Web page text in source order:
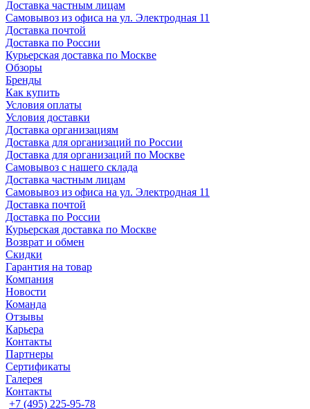
Доставка частным лицам
Самовывоз из офиса на ул. Электродная 11
Доставка почтой
Доставка по России
Курьерская доставка по Москве
Обзоры
Бренды
Как купить
Условия оплаты
Условия доставки
Доставка организациям
Доставка для организаций по России
Доставка для организаций по Москве
Самовывоз с нашего склада
Доставка частным лицам
Самовывоз из офиса на ул. Электродная 11
Доставка почтой
Доставка по России
Курьерская доставка по Москве
Возврат и обмен
Скидки
Гарантия на товар
Компания
Новости
Команда
Отзывы
Карьера
Контакты
Партнеры
Сертификаты
Галерея
Контакты
+7 (495) 225-95-78